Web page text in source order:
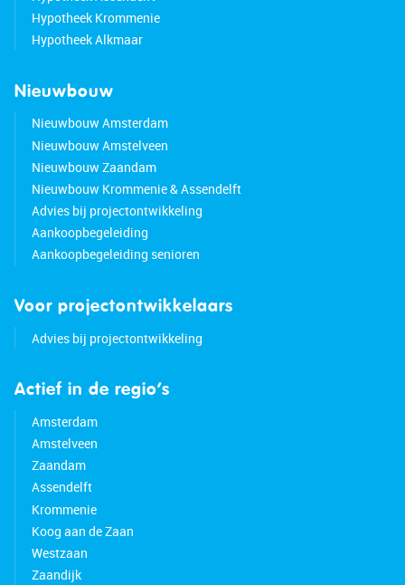
Hypotheek Krommenie
Hypotheek Alkmaar
Nieuwbouw
Nieuwbouw Amsterdam
Nieuwbouw Amstelveen
Nieuwbouw Zaandam
Nieuwbouw Krommenie & Assendelft
Advies bij projectontwikkeling
Aankoopbegeleiding
Aankoopbegeleiding senioren
Voor projectontwikkelaars
Advies bij projectontwikkeling
Actief in de regio’s
Amsterdam
Amstelveen
Zaandam
Assendelft
Krommenie
Koog aan de Zaan
Westzaan
Zaandijk